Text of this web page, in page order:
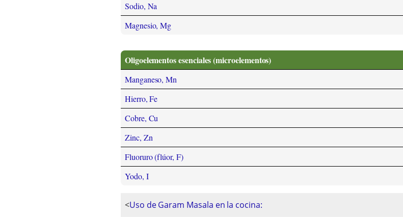
Sodio, Na
Magnesio, Mg
Oligoelementos esenciales (microelementos)
Manganeso, Mn
Hierro, Fe
Cobre, Cu
Zinc, Zn
Fluoruro (flúor, F)
Yodo, I
<Uso de Garam Masala en la cocina: